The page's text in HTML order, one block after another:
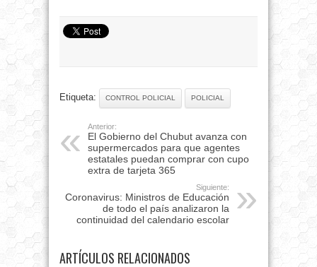
Etiqueta: CONTROL POLICIAL POLICIAL
Anterior:
El Gobierno del Chubut avanza con
supermercados para que agentes
estatales puedan comprar con cupo
extra de tarjeta 365
Siguiente:
Coronavirus: Ministros de Educación
de todo el país analizaron la
continuidad del calendario escolar
ARTÍCULOS RELACIONADOS